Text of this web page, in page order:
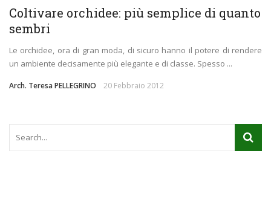
Coltivare orchidee: più semplice di quanto
sembri
Le orchidee, ora di gran moda, di sicuro hanno il potere di rendere
un ambiente decisamente più elegante e di classe. Spesso ...
Arch. Teresa PELLEGRINO 20 Febbraio 2012